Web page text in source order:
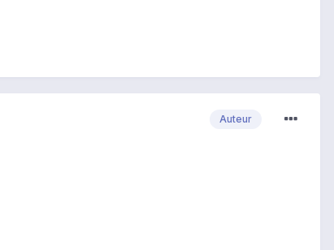
Auteur